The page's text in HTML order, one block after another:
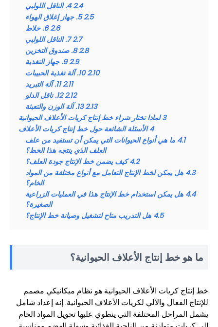
2.4 4. الناقل اللولبي
2.5 5. جهاز إغلاق الهواء
2.6 6. خلاط
2.7 7. الناقل اللولبي
2.8 8. صندوق التخزين
2.9 9. جهاز التغذية
2.10 10. آلة تغذية الحبيبات
2.11 11. آلة التبريد
2.12 12. ناقل الدلو
2.13 13. آلة الوزن والتعبئة
3 لماذا تختار شراء خط إنتاج كريات الأعلاف الحيوانية
4 الأسئلة الشائعة حول خط إنتاج كريات الأعلاف
4.1 ما هي أنواع الحيوانات التي يمكن أن تستفيد من علف
العلف الذي ينتجه هذا الخط؟
4.2 كيف يضمن خط الإنتاج جودة العلف؟
4.3 هل يمكن لخط الإنتاج التعامل مع أنواع مختلفة من المواد
الخام؟
4.4 هل يمكن استخدام خط الإنتاج هذا في العمليات الزراعية
الصغيرة؟
4.5 هل التدريب متاح لتشغيل وصيانة خط الإنتاج؟
ما هو خط إنتاج الأعلاف الحيوانية؟
خط إنتاج كريات الأعلاف الحيوانية هو نظام ميكانيكي مصمم
للإنتاج الفعال والآلي لكريات الأعلاف الحيوانية. إنه إعداد شامل
يشمل المراحل المختلفة التي ينطوي عليها تحويل المواد الخام